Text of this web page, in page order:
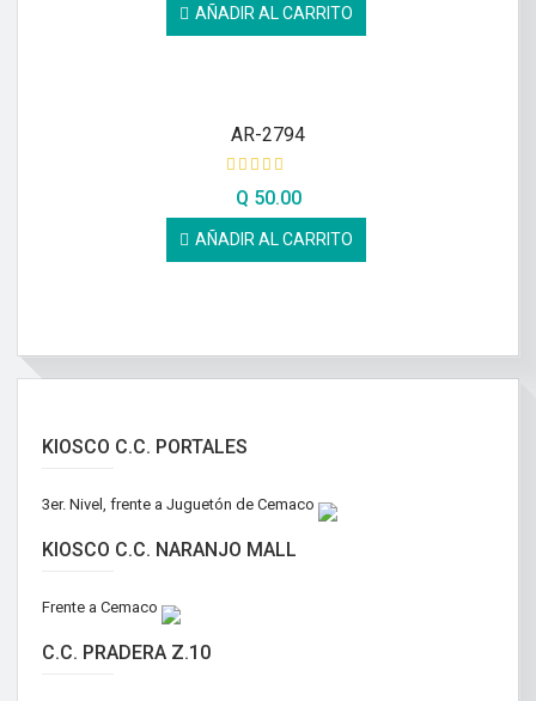
AÑADIR AL CARRITO
AR-2794
Q 50.00
AÑADIR AL CARRITO
KIOSCO C.C. PORTALES
3er. Nivel, frente a Juguetón de Cemaco
KIOSCO C.C. NARANJO MALL
Frente a Cemaco
C.C. PRADERA Z.10